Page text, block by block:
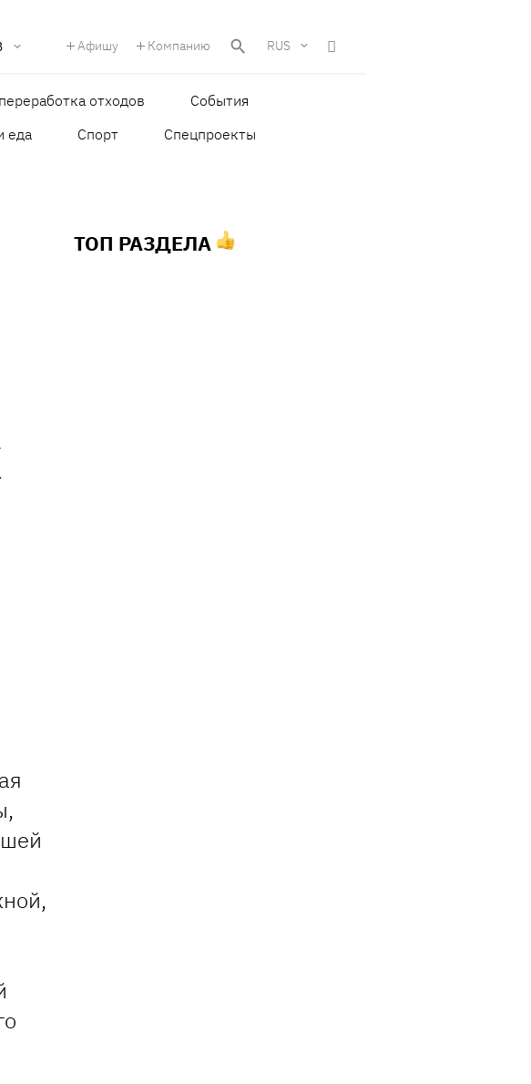
Афишу Компанию RUS
отходов
События
еда Спорт
Спецпроекты
ТОП РАЗДЕЛА